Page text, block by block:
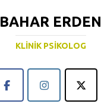
BAHAR ERDEN
KLINIK PSIKOLOG